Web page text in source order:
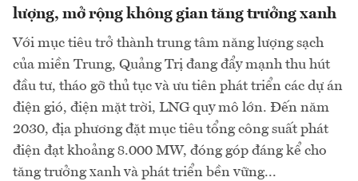
lượng, mở rộng không gian tăng trưởng xanh
Với mục tiêu trở thành trung tâm năng lượng sạch
của miền Trung, Quảng Trị đang đẩy mạnh thu hút
đầu tư, tháo gỡ thủ tục và ưu tiên phát triển các dự án
điện gió, điện mặt trời, LNG quy mô lớn. Đến năm
2030, địa phương đặt mục tiêu tổng công suất phát
điện đạt khoảng 8.000 MW, đóng góp đáng kể cho
tăng trưởng xanh và phát triển bền vững...